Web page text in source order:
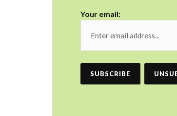
Your email: